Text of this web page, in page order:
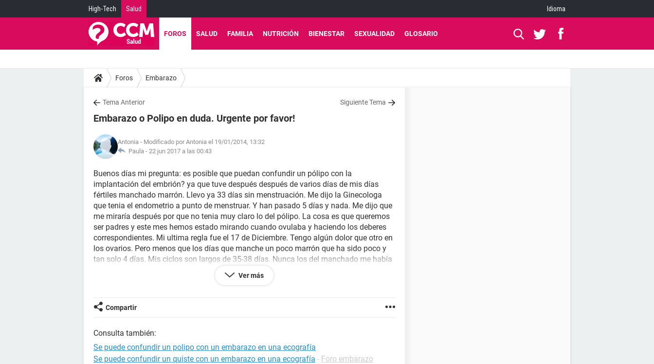
High-Tech Salud Idioma
FOROS SALUD FAMILIA NUTRICIÓN BIENESTAR SEXUALIDAD GLOSARIO
Foros Embarazo
Tema Anterior Siguiente Tema
Embarazo o Polipo en duda. Urgente por favor!
Antonia - Modificado por Antonia el 19/01/2014, 13:32
Paula - 22 jun 2017 a las 00:43
Buenos días mi pregunta: es posible que puedan confundir un pólipo con la
implantación del embrión? ya que tuve después después de varios días de mis días
fértiles manchado marrón. Llevo ya 33 días sin menstruación. Me dijo la Ginecologa
que tenia el endometrio a punto de menstruar. Y han pasado 5 días y nada. Me dijo que
me miraría después por que no tenia muy claro lo del pólipo. La cosa es que queremos
ser padres y este mes hemos estado mirando cuando ovulaba y haciendo los deberes
correspondientes. Mi ultima regla fue el 17 de Diciembre. Tengo algún dolor que otro en
los ovarios. Pero menos que los días que manche un poco marrón que ha sido poco y
tan solo 4 días. Mis ciclos son largos de 35-38 días. Nunca los del manchado me había
ginecólogo no me pudo ver nada por que era muy pronto, me imagino. Los días de ciclo
problemas hormonales, pero en diciembre me hicieron analítica y estaba todo
fenomenal.
Le agraceceria que me ayudase.
Muchas Gracias
Ver más
Compartir
Consulta también:
Se puede confundir un polipo con un embarazo en una ecografía
Se puede confundir un quiste con un embarazo en una ecografía - Foro embarazo